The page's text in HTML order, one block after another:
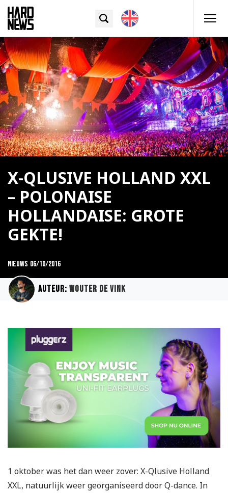
X-QLUSIVE HOLLAND XXL
– POLONAISE
HOLLANDAISE: GROTE
GEKTE!
Nieuws 06/10/2016
Auteur: Wouter de Vink
1 oktober was het dan weer zover: X-Qlusive Holland
XXL, natuurlijk weer georganiseerd door Q-dance. In